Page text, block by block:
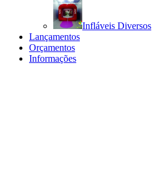
Infláveis Diversos
Lançamentos
Orçamentos
Informações